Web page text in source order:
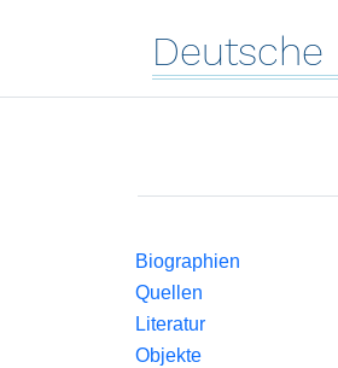
Deutsche
Biographien
Quellen
Literatur
Objekte